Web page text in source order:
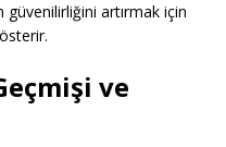
artırmak için
ve